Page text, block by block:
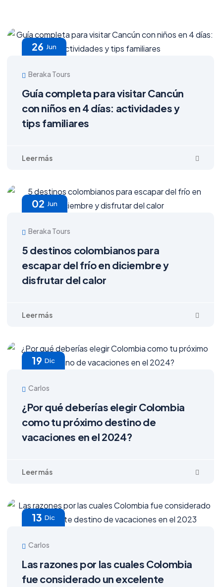
26 Jun
Beraka Tours
Guía completa para visitar Cancún
con niños en 4 días: actividades y
tips familiares
02 Jun
Beraka Tours
5 destinos colombianos para
escapar del frío en diciembre y
disfrutar del calor
19 Dic
Carlos
¿Por qué deberías elegir Colombia
como tu próximo destino de
vacaciones en el 2024?
13 Dic
Carlos
Las razones por las cuales Colombia
fue considerado un excelente